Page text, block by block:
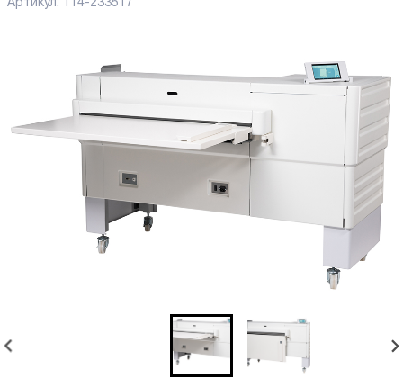
Артикул: 114-233517